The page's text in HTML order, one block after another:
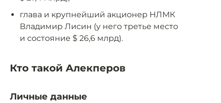
глава и крупнейший акционер НЛМК
Владимир Лисин (у него третье место
и состояние $ 26,6 млрд).
Кто такой Алекперов
Личные данные